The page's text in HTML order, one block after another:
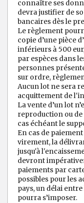
connaître ses
devra justifier de
bancaires dès le
Le règlement
copie d’une pièce
inférieurs à 500
par espèces dans
personnes
sur ordre,
Aucun lot ne sera
acquittement de
La vente d’un lot
reproduction ou
cas échéant le
En cas de
virement, la
jusqu'à
devront
paiements par
possibles pour les
pays, un délai
pourra s’imposer.